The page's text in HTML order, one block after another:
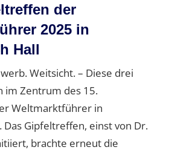
der
2025 in
Hall
Weitsicht. – Diese drei
im Zentrum des 15.
Weltmarktführer in
Das Gipfeltreffen, einst von Dr.
brachte erneut die